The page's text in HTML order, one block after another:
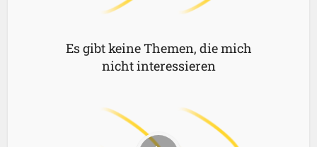
Es gibt keine Themen, die mich
nicht interessieren